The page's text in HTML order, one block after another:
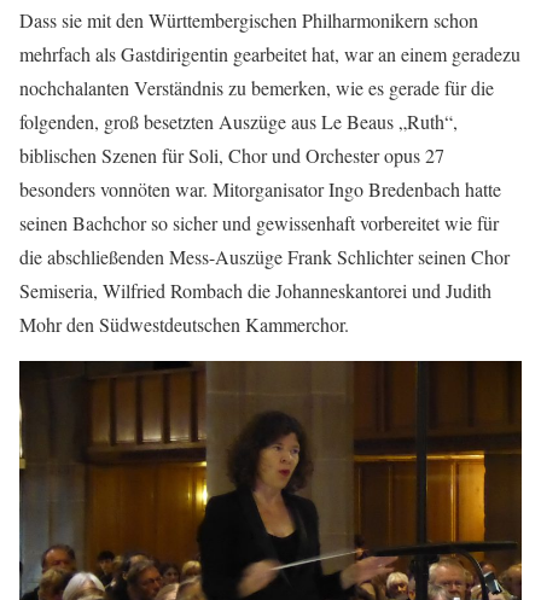
Dass sie mit den Württembergischen Philharmonikern schon
mehrfach als Gastdirigentin gearbeitet hat, war an einem geradezu
nochchalanten Verständnis zu bemerken, wie es gerade für die
folgenden, groß besetzten Auszüge aus Le Beaus „Ruth“,
biblischen Szenen für Soli, Chor und Orchester opus 27
besonders vonnöten war. Mitorganisator Ingo Bredenbach hatte
seinen Bachchor so sicher und gewissenhaft vorbereitet wie für
die abschließenden Mess-Auszüge Frank Schlichter seinen Chor
Semiseria, Wilfried Rombach die Johanneskantorei und Judith
Mohr den Südwestdeutschen Kammerchor.